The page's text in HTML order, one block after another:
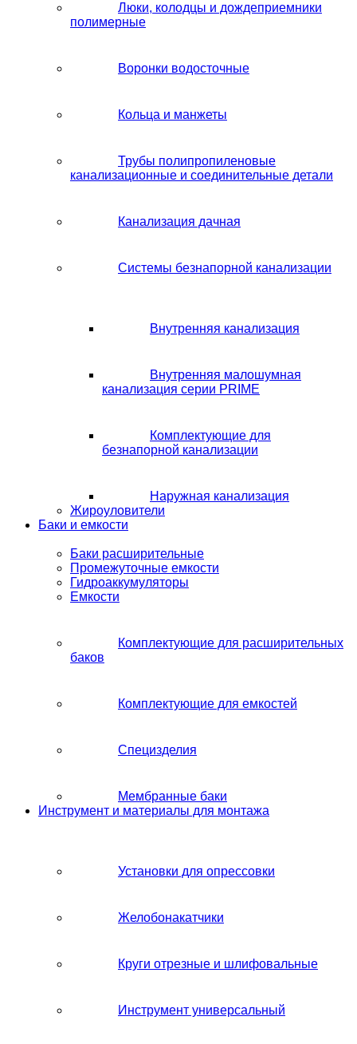
Люки, колодцы и дождеприемники
полимерные
Воронки водосточные
Кольца и манжеты
Трубы полипропиленовые
канализационные и соединительные детали
Канализация дачная
Системы безнапорной канализации
Внутренняя канализация
Внутренняя малошумная
канализация серии PRIME
Комплектующие для
безнапорной канализации
Наружная канализация
Жироуловители
Баки и емкости
Баки расширительные
Промежуточные емкости
Гидроаккумуляторы
Емкости
Комплектующие для расширительных
баков
Комплектующие для емкостей
Специзделия
Мембранные баки
Инструмент и материалы для монтажа
Установки для опрессовки
Желобонакатчики
Круги отрезные и шлифовальные
Инструмент универсальный